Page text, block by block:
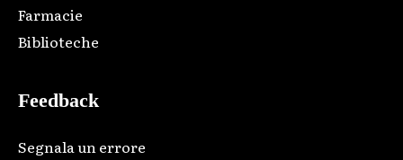
Farmacie
Biblioteche
Feedback
Segnala un errore